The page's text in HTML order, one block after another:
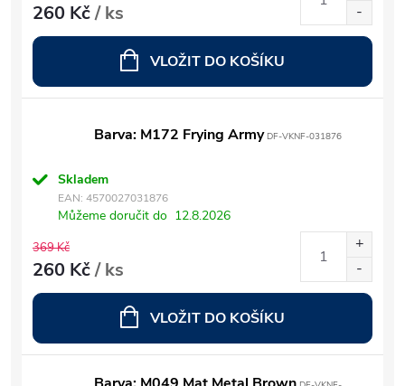
260 Kč/ ks
VLOŽIT DO KOŠÍKU
Barva: M172 Frying ArmyDF-VKNF-031876
Skladem
EAN: 4570027031876
Můžeme doručit do 12.8.2026
369 Kč
260 Kč/ ks
VLOŽIT DO KOŠÍKU